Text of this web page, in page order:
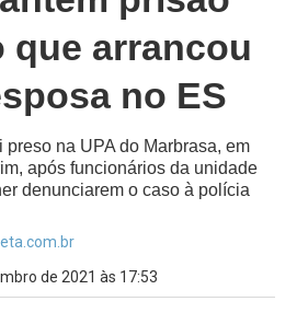
que arrancou
no ES
preso na UPA do Marbrasa, em
após funcionários da unidade
denunciarem o caso à polícia
de 2021 às 17:53